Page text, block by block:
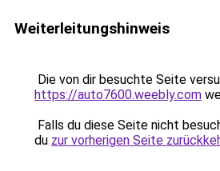
Weiterleitungshinweis
Die von dir besuchte Seite
https://auto7600.weebly.com
Falls du diese Seite nicht
du zur vorherigen Seite